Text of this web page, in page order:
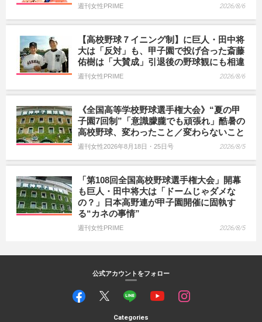
週刊女性PRIME 2026/8/6
【高校野球７イニング制】に巨人・田中将
大は「反対」も、甲子園で投げ合った斎藤
佑樹は「大賛成」引退後の野球観にも相違
週刊女性PRIME 2026/8/6
《全国高等学校野球選手権大会》“夏の甲
子園7回制”「意識朦朧でも頑張れ」酷暑の
高校野球、変わったこと／変わらないこと
週刊女性2026年8月18日・25日号 2026/8/5
「第108回全国高校野球選手権大会」開幕
も巨人・田中将大は「ドームじゃダメな
の？」日本高野連が甲子園開催に固執す
る“カネの事情”
週刊女性PRIME 2026/8/5
公式アカウントをフォロー
Categories